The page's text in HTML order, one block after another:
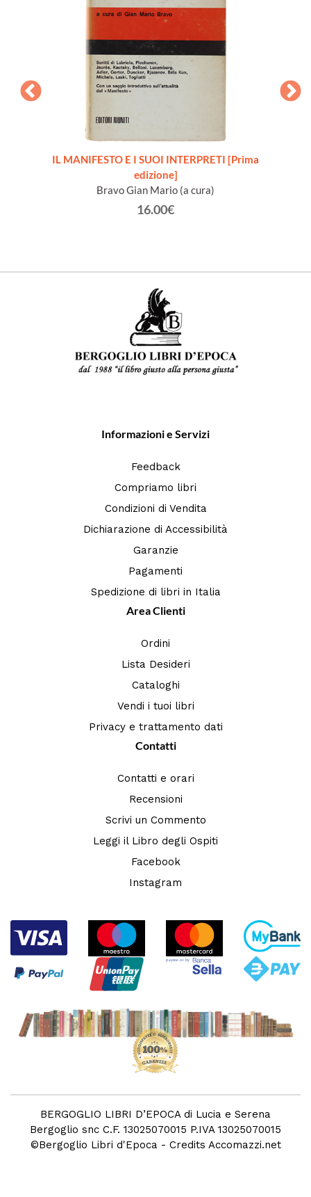
IL MANIFESTO E I SUOI INTERPRETI [Prima
edizione]
Bravo Gian Mario (a cura)
16.00€
Informazioni e Servizi
Feedback
Compriamo libri
Condizioni di Vendita
Dichiarazione di Accessibilità
Garanzie
Pagamenti
Spedizione di libri in Italia
Area Clienti
Ordini
Lista Desideri
Cataloghi
Vendi i tuoi libri
Privacy e trattamento dati
Contatti
Contatti e orari
Recensioni
Scrivi un Commento
Leggi il Libro degli Ospiti
Facebook
Instagram
BERGOGLIO LIBRI D’EPOCA di Lucia e Serena
Bergoglio snc C.F. 13025070015 P.IVA 13025070015
©Bergoglio Libri d'Epoca - Credits Accomazzi.net